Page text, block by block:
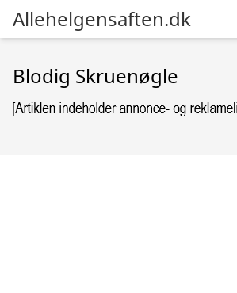
Allehelgensaften.dk
Blodig Skruenøgle